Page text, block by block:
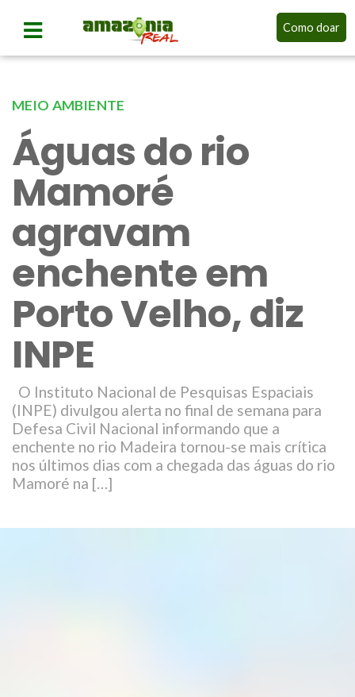
Como doar
MEIO AMBIENTE
Águas do rio
Mamoré
agravam
enchente em
Porto Velho, diz
INPE
O Instituto Nacional de Pesquisas Espaciais
(INPE) divulgou alerta no final de semana para
Defesa Civil Nacional informando que a
enchente no rio Madeira tornou-se mais crítica
nos últimos dias com a chegada das águas do rio
Mamoré na […]